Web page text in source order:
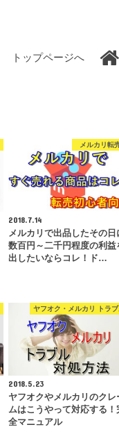
トップページへ
メルカリ転
2018.7.14
メルカリで出品したその日
数百円～二千円程度の利益
出したいならコレ！ド…
ヤフオク・メルカリ トラ
2018.5.23
ヤフオクやメルカリのクレ
ムはこうやって対応する！
全マニュアル